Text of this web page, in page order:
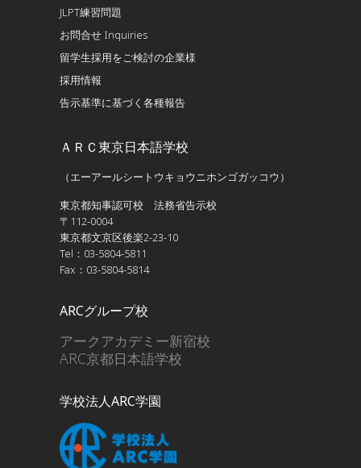
JLPT練習問題
お問合せ Inquiries
留学生採用をご検討の企業様
採用情報
告示基準に基づく各種報告
ＡＲＣ東京日本語学校
（エーアールシートウキョウニホンゴガッコウ）
東京都知事認可校 法務省告示校
〒112-0004
東京都文京区後楽2-23-10
Tel：03-5804-5811
Fax：03-5804-5814
ARCグループ校
アークアカデミー新宿校
ARC京都日本語学校
学校法人ARC学園